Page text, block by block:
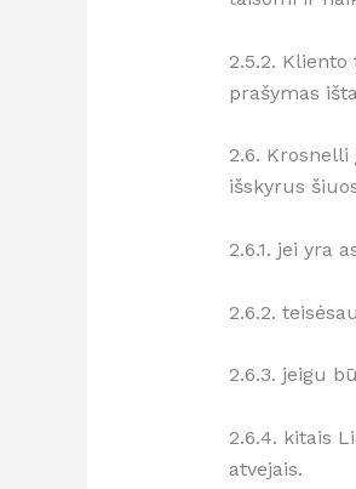
2.5.2.
prašymas
2.6.
išskyrus
2.6.1. jei yra
2.6.2.
2.6.3. jeigu
2.6.4. kitais
atvejais.